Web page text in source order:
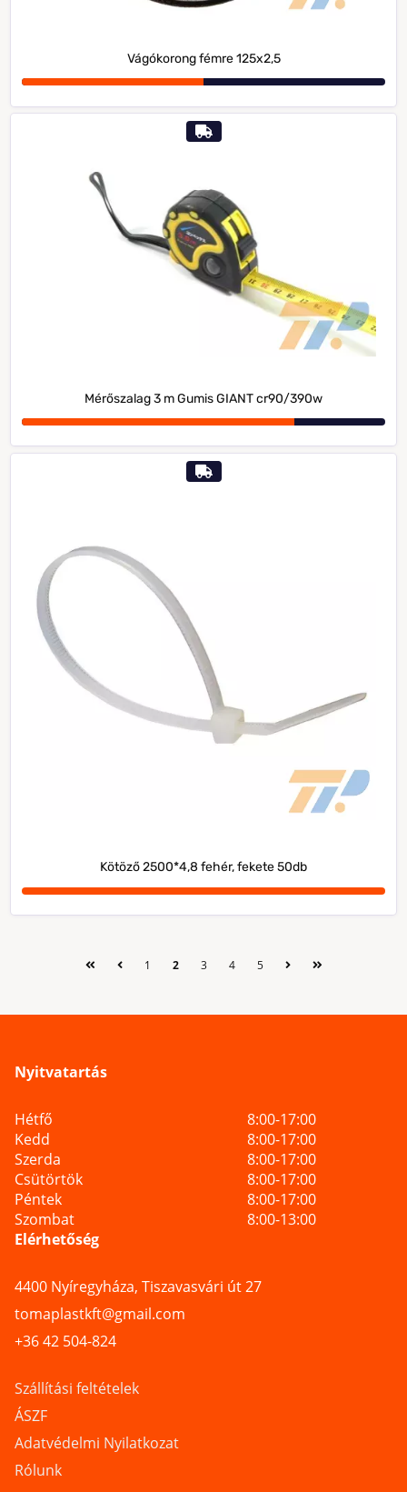
Vágókorong fémre 125x2,5
Mérőszalag 3 m Gumis GIANT cr90/390w
Kötöző 2500*4,8 fehér, fekete 50db
1 2 3 4 5
Nyitvatartás
Hétfő
8:00-17:00
Kedd
8:00-17:00
Szerda
8:00-17:00
Csütörtök
8:00-17:00
Péntek
8:00-17:00
Szombat
8:00-13:00
Elérhetőség
4400 Nyíregyháza, Tiszavasvári út 27
tomaplastkft@gmail.com
+36 42 504-824
Szállítási feltételek
ÁSZF
Adatvédelmi Nyilatkozat
Rólunk